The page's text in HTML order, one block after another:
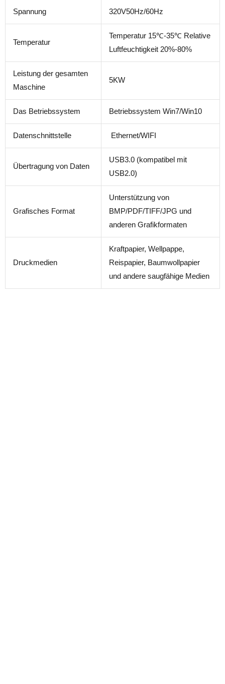
Spannung 320V50Hz/60Hz
Temperatur
Temperatur 15℃-35℃ Relative
Luftfeuchtigkeit 20%-80%
Leistung der gesamten
Maschine
5KW
Das Betriebssystem Betriebssystem Win7/Win10
Datenschnittstelle Ethernet/WIFI
Übertragung von Daten
USB3.0 (kompatibel mit
USB2.0)
Grafisches Format
Unterstützung von
BMP/PDF/TIFF/JPG und
anderen Grafikformaten
Druckmedien
Kraftpapier, Wellpappe,
Reispapier, Baumwollpapier
und andere saugfähige Medien